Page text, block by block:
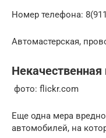
Номер телефона:
Автомастерская,
фото: flickr.com
Еще одна мера
автомобилей, на